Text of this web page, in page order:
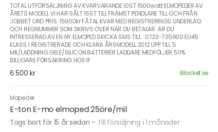
TOTAL UTFÖRSÄLJNING AV KVARVARANDE 10ST 1500watt ELMOPEDER AV
ÅRETS MODELL VI HAR SÅLT 15ST TILL FRÄMST PENDLARE TILL OCH FRÅN
JOBBET ORD PRIS: 15900kr FÅTAL KVAR MED REGISTRERINGS UNDERLAG
OCH REGNUMMER SOM SKRIVS ÖVER NÄR DU BETALAR. ÄR DU
INTRESSERAD AV EN NY ELMOPED SKICKA SMS TILL : 0723-735900 EU45
KLASS 1 REGISTRERADE OCH KLARA ÅRSMODELL 2012 UPP TILL 5
MIL/LADDNING GELE/SILICON BATTERIER LADDARE MEDFÖLJER 50%
BILLIGARE FÖRSÄKRING HOS IF
6 500 kr Blocket.se
Mopeder
E-ton E-mo elmoped 25öre/mil
Togs bort för 15 år sedan - Till försäljning i 1 månader